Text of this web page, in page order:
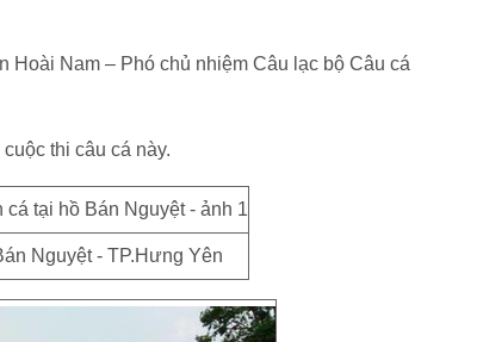
Hoài Nam – Phó chủ nhiệm Câu lạc bộ Câu cá
thi câu cá này.
Nguyệt - TP.Hưng Yên